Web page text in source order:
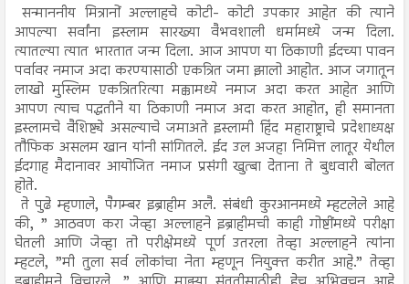
सन्माननीय मित्रानों अल्लाहचे कोटी- कोटी उपकार आहेत की त्याने
आपल्या सर्वांना इस्लाम सारख्या वैभवशाली धर्मामध्ये जन्म दिला.
त्यातल्या त्यात भारतात जन्म दिला. आज आपण या ठिकाणी ईदच्या पावन
पर्वावर नमाज अदा करण्यासाठी एकत्रित जमा झालो आहोत. आज जगातून
लाखो मुस्लिम एकत्रितरित्या मक्कामध्ये नमाज अदा करत आहेत आणि
आपण त्याच पद्धतीने या ठिकाणी नमाज अदा करत आहोत, ही समानता
इस्लामचे वैशिष्ट्ये असल्याचे जमाअते इस्लामी हिंद महाराष्ट्राचे प्रदेशाध्यक्ष
तौफिक असलम खान यांनी सांगितले. ईद उल अजहा निमित्त लातूर येथील
ईदगाह मैदानावर आयोजित नमाज प्रसंगी खुत्बा देताना ते बुधवारी बोलत
होते.
ते पुढे म्हणाले, पैगम्बर इब्राहीम अलै. संबंधी कुरआनमध्ये म्हटलेले आहे
की, ” आठवण करा जेव्हा अल्लाहने इब्राहीमची काही गोष्टींमध्ये परीक्षा
घेतली आणि जेव्हा तो परीक्षेमध्ये पूर्ण उतरला तेव्हा अल्लाहने त्यांना
म्हटले, ”मी तुला सर्व लोकांचा नेता म्हणून नियुक्त करीत आहे.” तेव्हा